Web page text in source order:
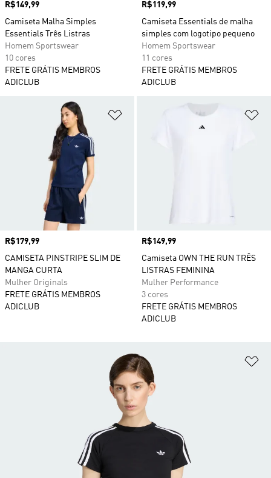
Preço
R$149,99
Camiseta Malha Simples
Essentials Três Listras
Homem Sportswear
10 cores
FRETE GRÁTIS MEMBROS
ADICLUB
Preço
R$119,99
Camiseta Essentials de malha
simples com logotipo pequeno
Homem Sportswear
11 cores
FRETE GRÁTIS MEMBROS
ADICLUB
Adicionar à Lista de Desejos
Preço
R$179,99
CAMISETA PINSTRIPE SLIM DE
MANGA CURTA
Mulher Originals
FRETE GRÁTIS MEMBROS
ADICLUB
Preço
R$149,99
Camiseta OWN THE RUN TRÊS
LISTRAS FEMININA
Mulher Performance
3 cores
FRETE GRÁTIS MEMBROS
ADICLUB